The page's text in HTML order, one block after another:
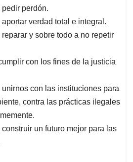
perdón.
verdad total e integral.
y sobre todo a no repetir
con los fines de la justicia
con las instituciones para
contra las prácticas ilegales
un futuro mejor para las